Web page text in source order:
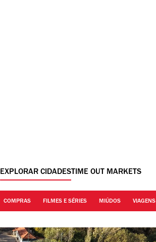
EXPLORAR CIDADESTIME OUT MARKETS
COMPRAS FILMES E SÉRIES MIÚDOS VIAGENS